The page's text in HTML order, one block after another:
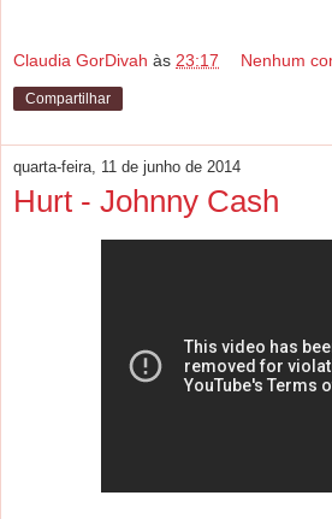
Claudia GorDivah às 23:17 Nenhum
Compartilhar
quarta-feira, 11 de junho de 2014
Hurt - Johnny Cash